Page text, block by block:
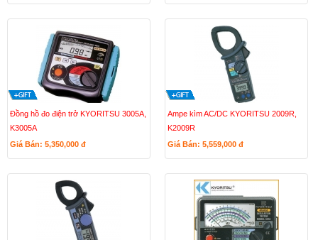
Đồng hồ đo điện trở KYORITSU 3005A,
K3005A
Giá Bán: 5,350,000 đ
Ampe kìm AC/DC KYORITSU 2009R,
K2009R
Giá Bán: 5,559,000 đ